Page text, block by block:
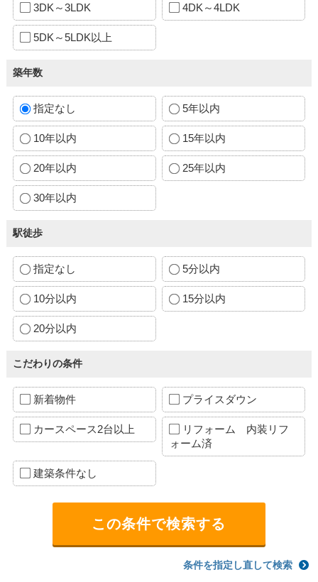
3DK～3LDK 4DK～4LDK
5DK～5LDK以上
築年数
指定なし 5年以内
10年以内 15年以内
20年以内 25年以内
30年以内
駅徒歩
指定なし 5分以内
10分以内 15分以内
20分以内
こだわりの条件
新着物件 プライスダウン
カースペース2台以上
リフォーム 内装リフ
ォーム済
建築条件なし
条件を指定し直して検索